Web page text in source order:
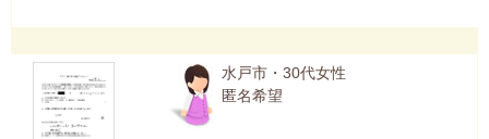
水戸市・30代女性
匿名希望